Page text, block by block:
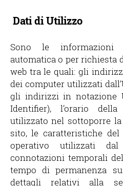
Dati di Utilizzo
Sono le
automatica o per richiesta
web tra le quali: gli
dei computer utilizzati
gli indirizzi in notazione
Identifier), l’orario
utilizzato nel sottoporre
sito, le caratteristiche
operativo utilizzati
connotazioni temporali
tempo di permanenza
dettagli relativi alla